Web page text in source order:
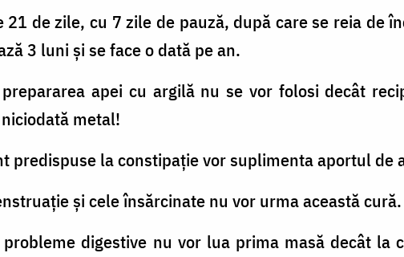
de zile, cu 7 zile de pauză, după care se reia de
3 luni și se face o dată pe an.
apei cu argilă nu se vor folosi decât
metal!
predispuse la constipație vor suplimenta aportul de
și cele însărcinate nu vor urma această cură.
probleme digestive nu vor lua prima masă decât la